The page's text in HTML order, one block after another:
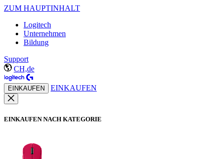
ZUM HAUPTINHALT
Logitech
Unternehmen
Bildung
Support
CH,de
EINKAUFEN EINKAUFEN
EINKAUFEN NACH KATEGORIE